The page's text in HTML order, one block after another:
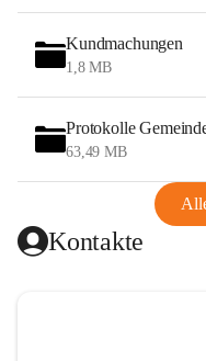
Kundmachungen
1,8 MB
Protokolle
63,49 MB
Kontakte